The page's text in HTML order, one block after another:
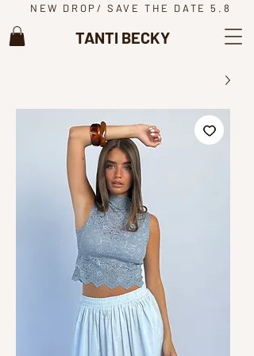
NEW DROP/ SAVE THE DATE 5.8
TANTI BECKY